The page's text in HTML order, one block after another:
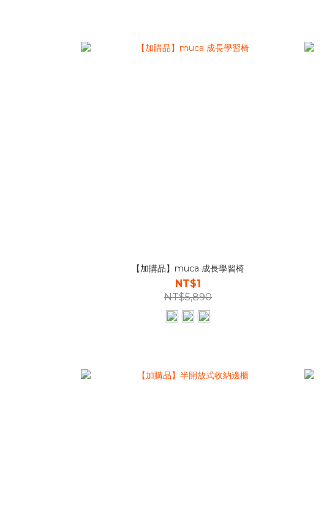
【加購品】muca 成長學習椅
NT$1
NT$5,890